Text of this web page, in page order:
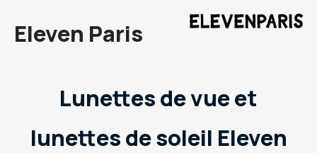
Eleven Paris
Lunettes de vue et
lunettes de soleil Eleven